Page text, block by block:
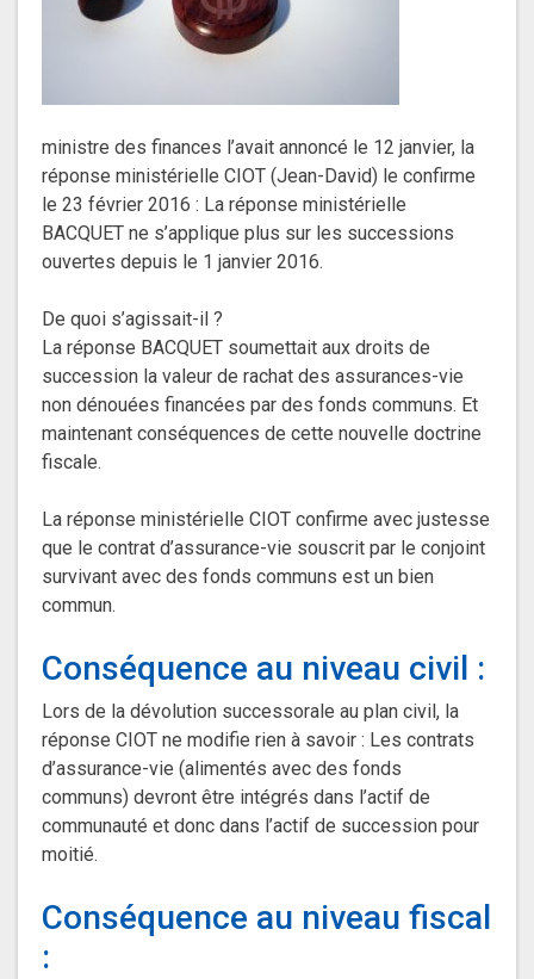
ministre des finances l’avait annoncé le 12 janvier, la
réponse ministérielle CIOT (Jean-David) le confirme
le 23 février 2016 : La réponse ministérielle
BACQUET ne s’applique plus sur les successions
ouvertes depuis le 1 janvier 2016.
De quoi s’agissait-il ?
La réponse BACQUET soumettait aux droits de
succession la valeur de rachat des assurances-vie
non dénouées financées par des fonds communs. Et
maintenant conséquences de cette nouvelle doctrine
fiscale.
La réponse ministérielle CIOT confirme avec justesse
que le contrat d’assurance-vie souscrit par le conjoint
survivant avec des fonds communs est un bien
commun.
Conséquence au niveau civil :
Lors de la dévolution successorale au plan civil, la
réponse CIOT ne modifie rien à savoir : Les contrats
d’assurance-vie (alimentés avec des fonds
communs) devront être intégrés dans l’actif de
communauté et donc dans l’actif de succession pour
moitié.
Conséquence au niveau fiscal
: